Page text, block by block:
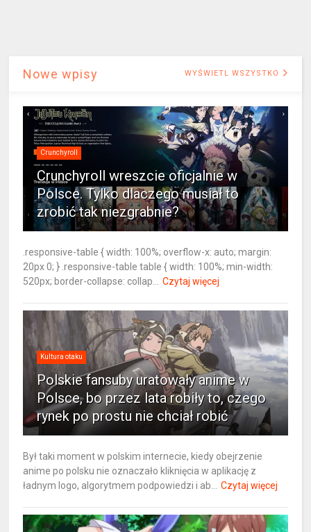
Nowe wpisy WYŚWIETL WSZYSTKO
Crunchyroll
Crunchyroll wreszcie oficjalnie w
Polsce. Tylko dlaczego musiał to
zrobić tak niezgrabnie?
.responsive-table { width: 100%; overflow-x: auto; margin:
20px 0; } .responsive-table table { width: 100%; min-width:
520px; border-collapse: collap... Czytaj więcej
Kultura otaku
Polskie fansuby uratowały anime w
Polsce, bo przez lata robiły to, czego
rynek po prostu nie chciał robić
Był taki moment w polskim internecie, kiedy obejrzenie
anime po polsku nie oznaczało kliknięcia w aplikację z
ładnym logo, algorytmem podpowiedzi i ab... Czytaj więcej